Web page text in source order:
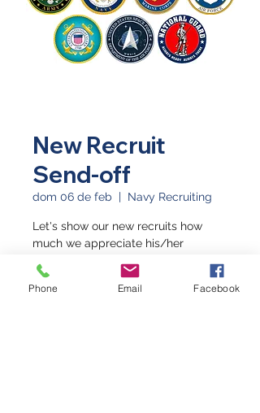
New Recruit
Send-off
dom 06 de feb
  |
Navy Recruiting
Let's show our new recruits how
much we appreciate his/her
Phone Email Facebook